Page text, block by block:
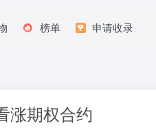
榜单 申请收录
涨期权合约